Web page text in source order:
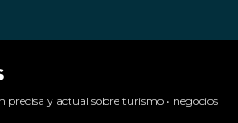
y actual sobre turismo • negocios